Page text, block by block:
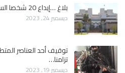
بلاغ …إيداع 20 شخصا السجن بعد استنطاقهم ابتدائيا من…
ديسمبر 24, 2023
توقيف أحد العناصر
تزامنا…
ديسمبر 19, 2023